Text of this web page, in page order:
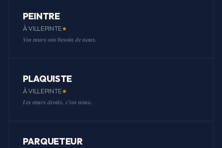
PEINTRE
À VILLEPINTE
Vos murs ont besoin de nous.
PLAQUISTE
À VILLEPINTE
Les murs droits, c'est nous.
PARQUETEUR